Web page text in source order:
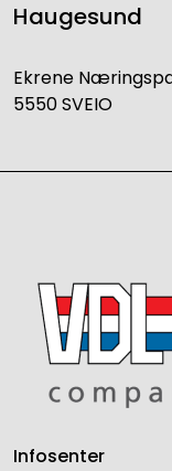
Haugesund
Ekrene
5550 SVEIO
Infosenter